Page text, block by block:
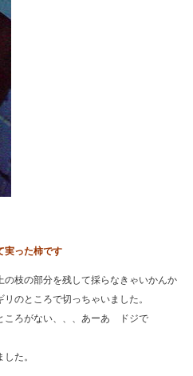
実った柿です
枝の部分を残して採らなきゃいかんか
のところで切っちゃいました。
ころがない、、、あーあ ドジで
た。